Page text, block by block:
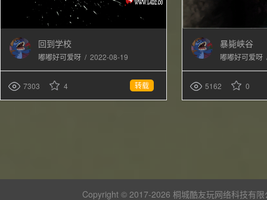
回到学校
嘟嘟好可爱呀 / 2022-08-19
7303 4 转载
暴毙峡谷
嘟嘟好可爱呀
5162 0
Copyright © 2017-2026 桐城酷友玩网络科技有